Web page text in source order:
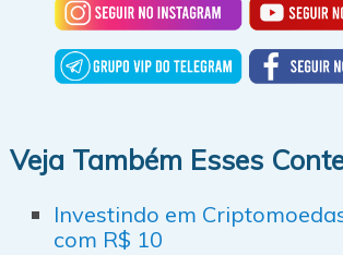
Veja Também Esses
Investindo em
com R$ 10